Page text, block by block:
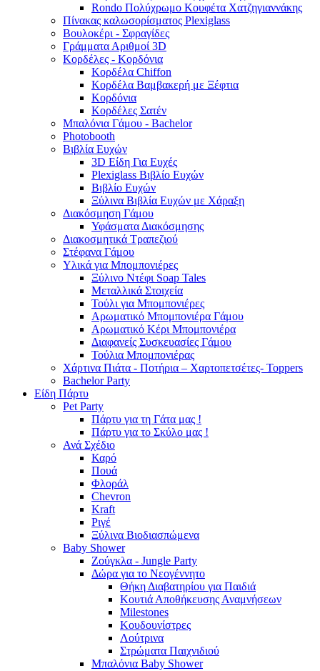
Rondo Πολύχρωμο Κουφέτα Χατζηγιαννάκης
Πίνακας καλωσορίσματος Plexiglass
Βουλοκέρι - Σφραγίδες
Γράμματα Αριθμοί 3D
Κορδέλες - Κορδόνια
Κορδέλα Chiffon
Κορδέλα Βαμβακερή με Ξέφτια
Κορδόνια
Κορδέλες Σατέν
Μπαλόνια Γάμου - Bachelor
Photobooth
Βιβλία Ευχών
3D Είδη Για Ευχές
Plexiglass Βιβλίο Ευχών
Βιβλίο Ευχών
Ξύλινα Βιβλία Ευχών με Χάραξη
Διακόσμηση Γάμου
Υφάσματα Διακόσμησης
Διακοσμητικά Τραπεζιού
Στέφανα Γάμου
Υλικά για Μπομπονιέρες
Ξύλινο Ντέφι Soap Tales
Μεταλλικά Στοιχεία
Τούλι για Μπομπονιέρες
Αρωματικό Μπομπονιέρα Γάμου
Αρωματικό Κέρι Μπομπονιέρα
Διαφανείς Συσκευασίες Γάμου
Τούλια Μπομπονιέρας
Χάρτινα Πιάτα - Ποτήρια – Χαρτοπετσέτες- Toppers
Bachelor Party
Είδη Πάρτυ
Pet Party
Πάρτυ για τη Γάτα μας !
Πάρτυ για το Σκύλο μας !
Ανά Σχέδιο
Καρό
Πουά
Φλοράλ
Chevron
Kraft
Ριγέ
Ξύλινα Βιοδιασπώμενα
Baby Shower
Ζούγκλα - Jungle Party
Δώρα για το Νεογέννητο
Θήκη Διαβατηρίου για Παιδιά
Κουτιά Αποθήκευσης Αναμνήσεων
Milestones
Κουδουνίστρες
Λούτρινα
Στρώματα Παιχνιδιού
Μπαλόνια Baby Shower